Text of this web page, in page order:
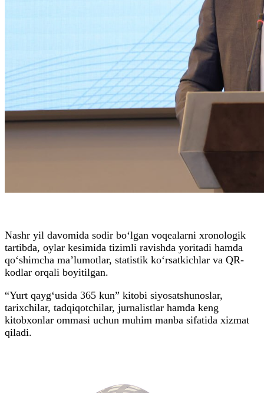
Nashr yil davomida sodir bo‘lgan voqealarni xronologik
tartibda, oylar kesimida tizimli ravishda yoritadi hamda
qo‘shimcha ma’lumotlar, statistik ko‘rsatkichlar va QR-
kodlar orqali boyitilgan.
“Yurt qayg‘usida 365 kun” kitobi siyosatshunoslar,
tarixchilar, tadqiqotchilar, jurnalistlar hamda keng
kitobxonlar ommasi uchun muhim manba sifatida xizmat
qiladi.